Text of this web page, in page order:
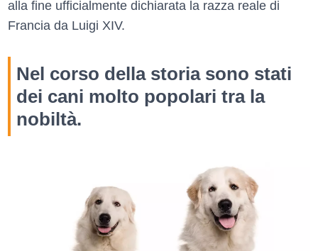
alla fine ufficialmente dichiarata la razza reale di
Francia da Luigi XIV.
Nel corso della storia sono stati
dei cani molto popolari tra la
nobiltà.